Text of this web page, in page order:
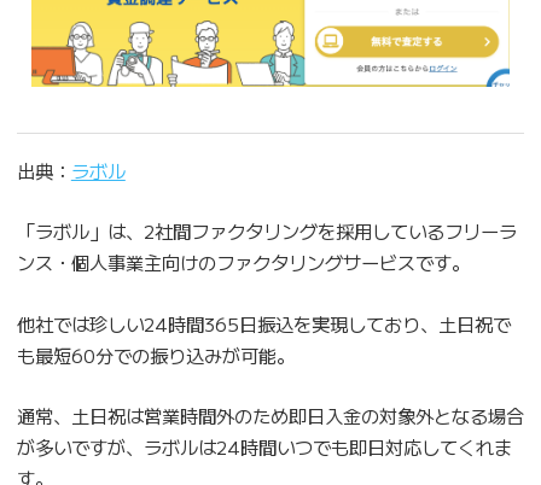
出典： ラボル
「ラボル」は、2社間ファクタリングを採用しているフリーラ
ンス・個人事業主向けのファクタリングサービスです。
他社では珍しい24時間365日振込を実現しており、土日祝で
も最短60分での振り込みが可能。
通常、土日祝は営業時間外のため即日入金の対象外となる場合
が多いですが、ラボルは24時間いつでも即日対応してくれま
す。